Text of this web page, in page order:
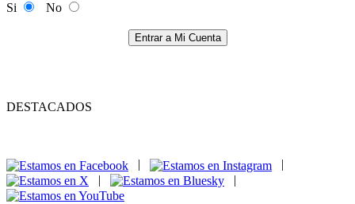
Si
No
Entrar a Mi Cuenta
DESTACADOS
|
|